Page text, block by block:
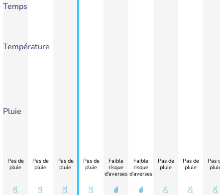
Temps
Température
Pluie
Pas de
pluie
Pas de
pluie
Pas de
pluie
Pas de
pluie
Faible
risque
d'averses
Faible
risque
d'averses
Pas de
pluie
Pas de
pluie
Pas
pluie